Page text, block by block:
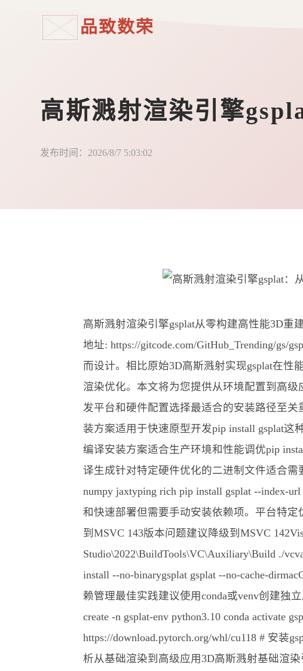
品致数荣
高斯溅射渲染引擎
发布时间：2026/8/7 5:03:02
高斯溅射渲染引擎gsplat从零构建高性能3D重
地址: https://gitcode.com/GitHub_Trending/gs/
而设计。相比原始3D高斯溅射实现gsplat在
渲染优化。本文将为您提供从环境配置到高
发平台和硬件配置选择最适合的安装路径至
装方案适用于快速原型开发pip install gsplat
编译安装方案适合生产环境和性能调优pip
译生成针对特定硬件优化的二进制文件适合
numpy jaxtyping rich pip install gsplat --index-
和快速部署但需要手动安装依赖项。平台特定
到MSVC 143版本问题建议降级到MSVC
Studio\2022\BuildTools\VC\Auxiliary\Build ./
install --no-binarygsplat gsplat --no-cache-
赖管理最佳实践建议使用conda或venv创建独
create -n gsplat-env python3.10 conda activate
https://download.pytorch.org/whl/cu118 # 安装
析从基础渲染到高级应用3D高斯溅射基础渲